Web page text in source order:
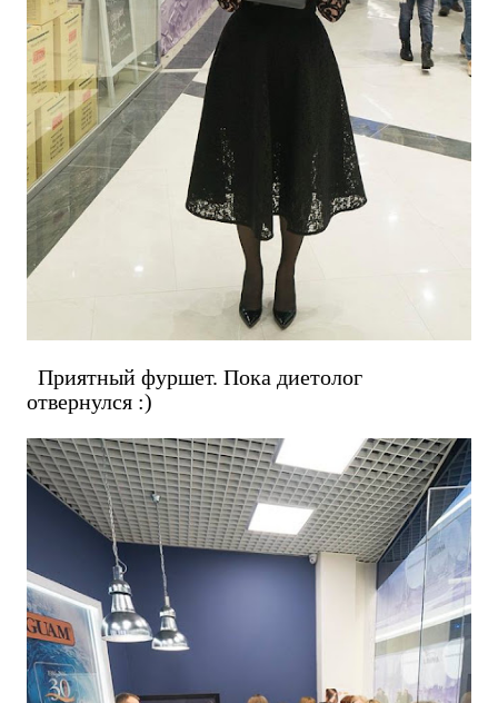
Приятный фуршет. Пока диетолог
отвернулся :)